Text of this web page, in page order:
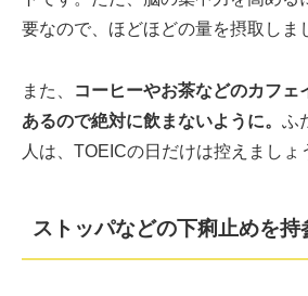
要なので、ほどほどの量を摂取しま
また、
コーヒーやお茶などのカフェ
あるので絶対に飲まないように。 ふ
人は、TOEICの日だけは控えましょ
ストッパなどの下痢止めを持